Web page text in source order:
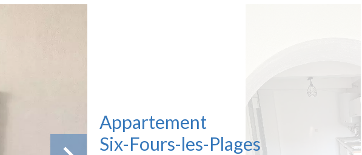
Appartement
Six-Fours-les-Plages